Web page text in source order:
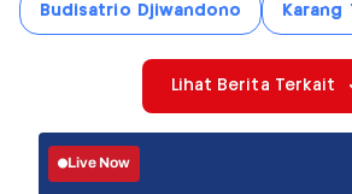
Budisatrio Djiwandono Karang
Lihat Berita Terkait
Live Now